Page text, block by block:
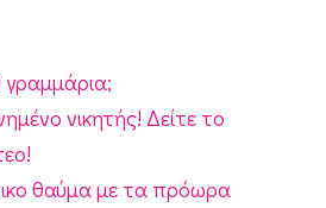
νικητής! Δείτε το
θαύμα με τα πρόωρα